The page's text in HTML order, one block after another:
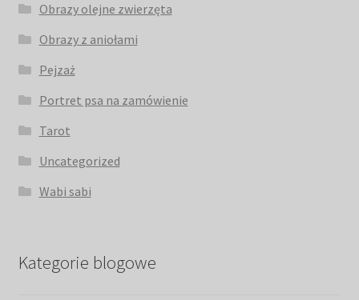
Obrazy olejne zwierzęta
Obrazy z aniołami
Pejzaż
Portret psa na zamówienie
Tarot
Uncategorized
Wabi sabi
Kategorie blogowe